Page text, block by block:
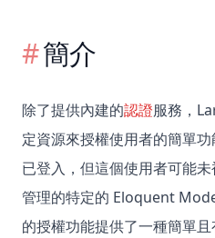
簡介
除了提供內建的認證服務，
定資源來授權使用者的簡單
已登入，但這個使用者可能
管理的特定的 Eloquent
的授權功能提供了一種簡單